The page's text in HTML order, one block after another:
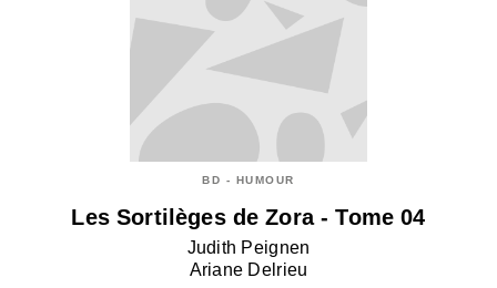
BD - HUMOUR
Les Sortilèges de Zora - Tome 04
Judith Peignen
Ariane Delrieu